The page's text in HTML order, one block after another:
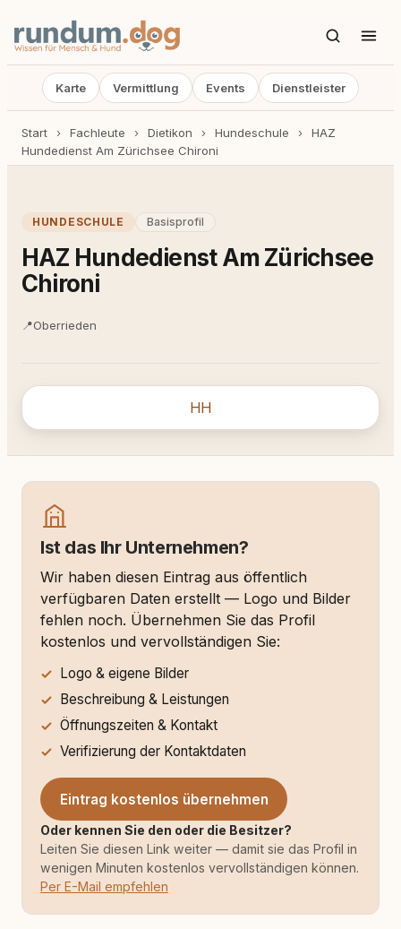
Karte Vermittlung Events Dienstleister
Start › Fachleute › Dietikon › Hundeschule ›
HAZ
Hundedienst Am Zürichsee Chironi
HUNDESCHULE Basisprofil
HAZ Hundedienst Am Zürichsee
Chironi
📍Oberrieden
HH
Ist das Ihr Unternehmen?
Wir haben diesen Eintrag aus öffentlich
verfügbaren Daten erstellt — Logo und Bilder
fehlen noch. Übernehmen Sie das Profil
kostenlos und vervollständigen Sie:
Logo & eigene Bilder
Beschreibung & Leistungen
Öffnungszeiten & Kontakt
Verifizierung der Kontaktdaten
Eintrag kostenlos übernehmen
Oder kennen Sie den oder die Besitzer?
Leiten Sie diesen Link weiter — damit sie das Profil in
wenigen Minuten kostenlos vervollständigen können.
Per E-Mail empfehlen